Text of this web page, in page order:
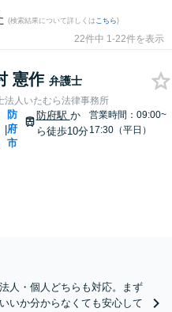
(検索結果について詳しくは こちら)
22件中 1-22件を表示
憲作 弁護士
法人いたむら法律事務所
|
防
府
市
防府駅 か
ら徒歩10分
営業時間：09:00~
17:30（平日）
人・個人どちらも対応。まず
いか分からなくても安心して